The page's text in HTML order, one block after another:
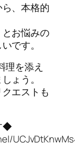
、本格的
とお悩みの
です。
理を添え
ょう。
エストも
◆